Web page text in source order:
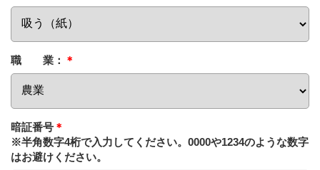
職 業： ＊
暗証番号 ＊
※半角数字4桁で入力してください。0000や1234のような数字
はお避けください。